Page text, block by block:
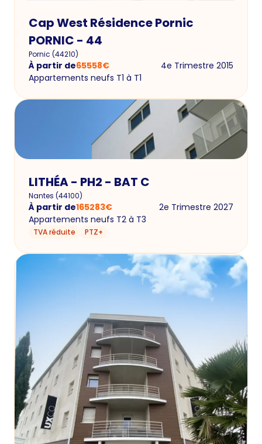
Cap West Résidence Pornic
PORNIC - 44
Pornic (44210)
À partir de65558€
4e Trimestre 2015
Appartements neufs T1 à T1
LITHÉA - PH2 - BAT C
Nantes (44100)
À partir de165283€
2e Trimestre 2027
Appartements neufs T2 à T3
TVA réduite PTZ+